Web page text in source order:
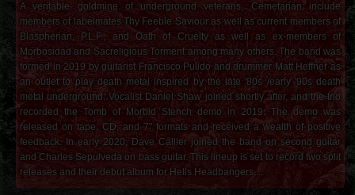
A veritable goldmine of underground veterans, Cemetarian include
members of labelmates Thy Feeble Saviour as well as current members of
Blaspherian, P.L.F., and Oath of Cruelty as well as ex-members of
Morbosidad and Sacreligious Torment among many others. The band was
formed in 2019 by guitarist Francisco Pulido and drummer Matt Heffner as
an outlet to play death metal inspired by the late '80s /early '90s death
metal underground. Vocalist Daniel Shaw joined shortly after, and the trio
recorded the Tomb of Morbid Stench demo in 2019. The demo was
released on tape, CD, and 7" formats and received a wealth of positive
feedback. In early 2020, Dave Callier joined the band on second guitar
and Charles Sepulveda on bass guitar. This lineup is set to record two split
releases and their debut album for Hells Headbangers....